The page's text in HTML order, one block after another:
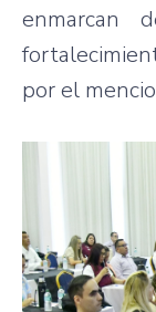
enmarcan
por el